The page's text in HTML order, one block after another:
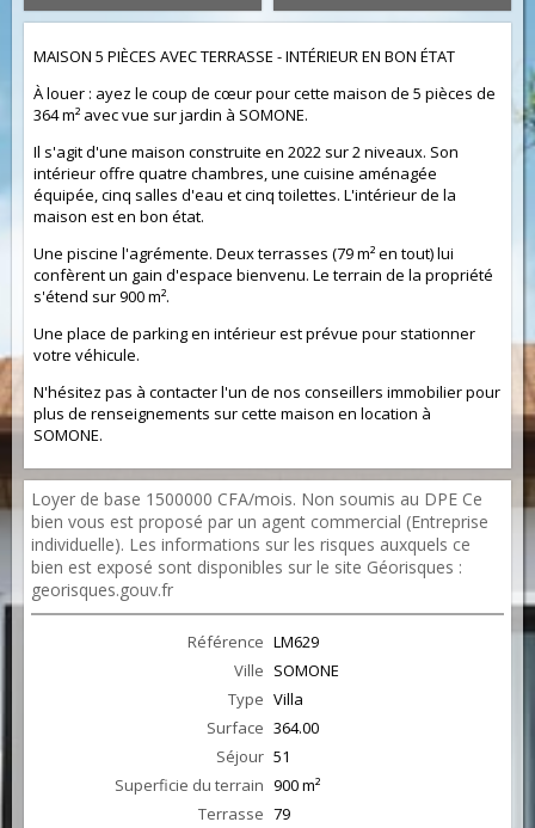
MAISON 5 PIÈCES AVEC TERRASSE - INTÉRIEUR EN BON ÉTAT
À louer : ayez le coup de cœur pour cette maison de 5 pièces de
364 m² avec vue sur jardin à SOMONE.
Il s'agit d'une maison construite en 2022 sur 2 niveaux. Son
intérieur offre quatre chambres, une cuisine aménagée
équipée, cinq salles d'eau et cinq toilettes. L'intérieur de la
maison est en bon état.
Une piscine l'agrémente. Deux terrasses (79 m² en tout) lui
confèrent un gain d'espace bienvenu. Le terrain de la propriété
s'étend sur 900 m².
Une place de parking en intérieur est prévue pour stationner
votre véhicule.
N'hésitez pas à contacter l'un de nos conseillers immobilier pour
plus de renseignements sur cette maison en location à
SOMONE.
Loyer de base 1500000 CFA/mois. Non soumis au DPE Ce
bien vous est proposé par un agent commercial (Entreprise
individuelle). Les informations sur les risques auxquels ce
bien est exposé sont disponibles sur le site Géorisques :
georisques.gouv.fr
Référence LM629
Ville SOMONE
Type Villa
Surface 364.00
Séjour 51
Superficie du terrain 900 m²
Terrasse 79